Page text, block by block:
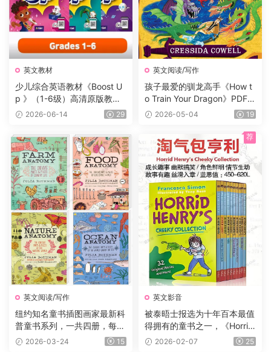
英文教材
少儿综合英语教材《Boost U
p 》（1-6级）高清原版教
材，学生书+课本答案试题
2026-06-14 29
英文阅读/写作
孩子最爱的驯龙高手《How t
o Train Your Dragon》PDF书
籍12册+电子书及音频+3册漫
2026-05-04 19
英文阅读/写作
纽约知名童书插图画家最新科
普童书系列，一共四册，每册
225页，自然+海洋+食物+农
2026-03-24 15
英文影音
被泰晤士报选为十年百本最值
得拥有的童书之一，《Horrid
Henry 》淘气包亨利系列，P
2026-02-07 25
荐